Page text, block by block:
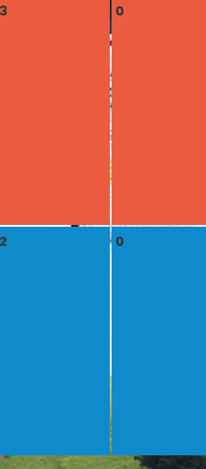
3 0
2 0